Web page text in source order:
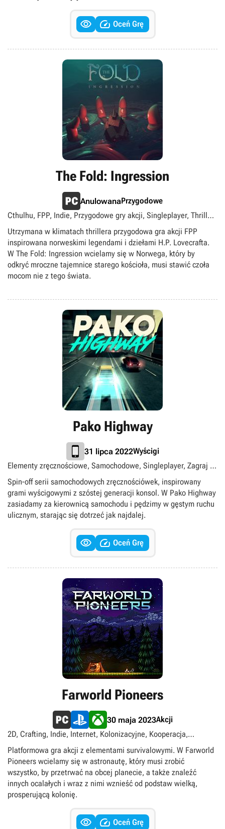
  Oceń Grę
The Fold: Ingression
AnulowanaPrzygodowe
Cthulhu, FPP, Indie, Przygodowe gry akcji, Singleplayer, Thriller,
singleplayer
Utrzymana w klimatach thrillera przygodowa gra akcji FPP
inspirowana norweskimi legendami i dziełami H.P. Lovecrafta.
W The Fold: Ingression wcielamy się w Norwega, który by
odkryć mroczne tajemnice starego kościoła, musi stawić czoła
mocom nie z tego świata.
Pako Highway
31 lipca 2022Wyścigi
Elementy zręcznościowe, Samochodowe, Singleplayer, Zagraj za
darmo
Spin-off serii samochodowych zręcznościówek, inspirowany
grami wyścigowymi z szóstej generacji konsol. W Pako Highway
zasiadamy za kierownicą samochodu i pędzimy w gęstym ruchu
ulicznym, starając się dotrzeć jak najdalej.
  Oceń Grę
Farworld Pioneers
30 maja 2023Akcji
2D, Crafting, Indie, Internet, Kolonizacyjne, Kooperacja,
Multiplayer, Platformówki, Sandbox, Science fiction, Side-scroll,
Singleplayer, Survival
Platformowa gra akcji z elementami survivalowymi. W Farworld
Pioneers wcielamy się w astronautę, który musi zrobić
wszystko, by przetrwać na obcej planecie, a także znaleźć
innych ocalałych i wraz z nimi wznieść od podstaw wielką,
prosperującą kolonię.
  Oceń Grę